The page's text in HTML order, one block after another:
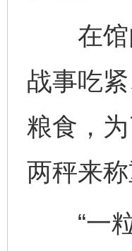
在馆内
战事吃
粮食，
两秤来
“一粒